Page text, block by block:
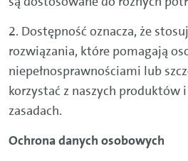
2. Dostępność oznacza, że
rozwiązania, które pomagają
niepełnosprawnościami lub
korzystać z naszych produktów
zasadach.
Ochrona danych osobowych